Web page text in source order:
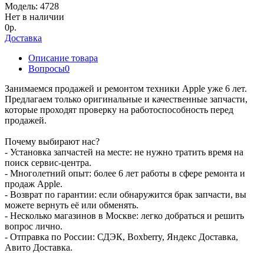
Модель: 4728
Нет в наличии
0р.
Доставка
Описание товара
Вопросы0
Занимаемся продажей и ремонтом техники Apple уже 6 лет.
Предлагаем только оригинальные и качественные запчасти,
которые проходят проверку на работоспособность перед
продажей.
Почему выбирают нас?
- Установка запчастей на месте: не нужно тратить время на
поиск сервис-центра.
- Многолетний опыт: более 6 лет работы в сфере ремонта и
продаж Apple.
- Возврат по гарантии: если обнаружится брак запчасти, вы
можете вернуть её или обменять.
- Несколько магазинов в Москве: легко добраться и решить
вопрос лично.
- Отправка по России: СДЭК, Boxberry, Яндекс Доставка,
Авито Доставка.